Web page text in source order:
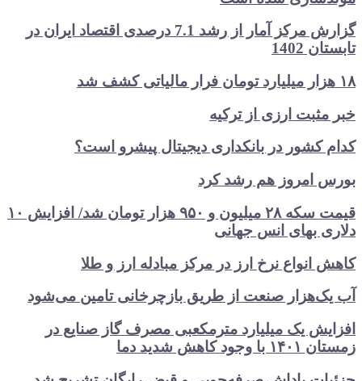
گزارش مرکز آمار از رشد 7.1 درصدی اقتصاد ایران در
1402
ارزی از ترکیه
کشور در بانکداری دیجیتال پیشرو است؟
امروز هم رشد کرد
قیمت سکه ۲۸ میلیون و ۹۵۰ هزار تومان شد/ افزایش ۱۰
بهای انس جهانی
انواع نرخ ارز در مرکز مبادله ارز و طلا
صنعت از طریق بازچرخانی تامین می‌شود
یک میلیارد مترمکعبی مصرف گاز صنایع در
کاهش شدید دما